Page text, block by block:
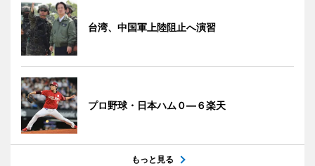
台湾、中国軍上陸阻止へ演習
プロ野球・日本ハム０―６楽天
もっと見る